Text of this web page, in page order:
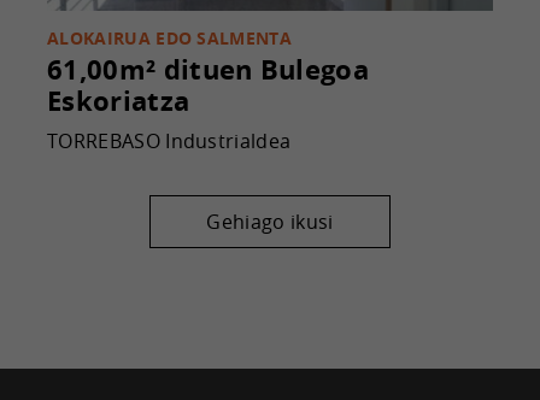
ALOKAIRUA EDO SALMENTA
61,00m² dituen Bulegoa
Eskoriatza
TORREBASO Industrialdea
Gehiago ikusi